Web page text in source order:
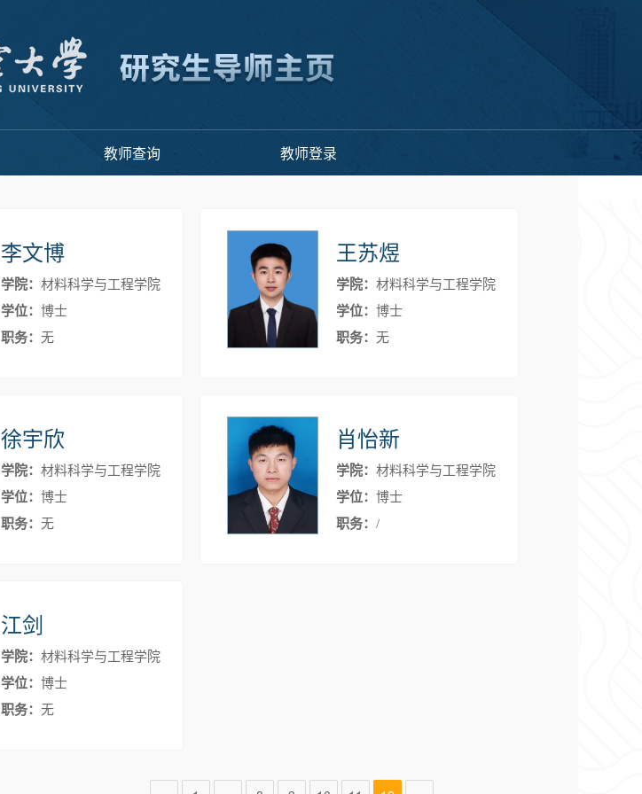
教师查询 教师登录
李文博
学院： 材料科学与工程学院
学位： 博士
职务： 无
王苏煜
学院： 材料科学与工程学院
学位： 博士
职务： 无
徐宇欣
学院： 材料科学与工程学院
学位： 博士
职务： 无
肖怡新
学院： 材料科学与工程学院
学位： 博士
职务： /
江剑
学院： 材料科学与工程学院
学位： 博士
职务： 无